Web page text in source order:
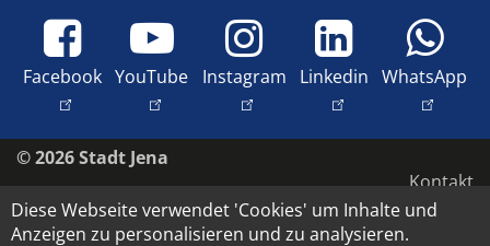
Facebook YouTube Instagram Linkedin WhatsApp
© 2026 Stadt Jena
Kontakt
Impressum
Diese Webseite verwendet 'Cookies' um Inhalte und
Anzeigen zu personalisieren und zu analysieren.